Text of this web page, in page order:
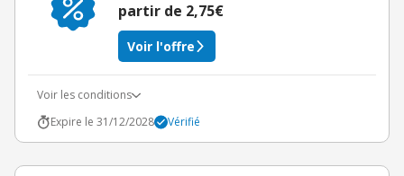
partir de 2,75€
Voir l'offre
Voir les conditions
Expire le 31/12/2028
Vérifié